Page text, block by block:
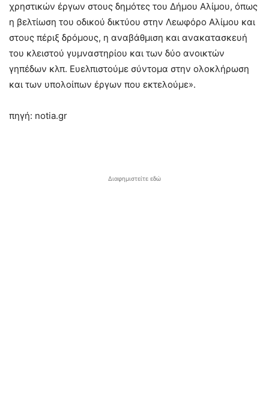
χρηστικών έργων στους δημότες του Δήμου Αλίμου, όπως
η βελτίωση του οδικού δικτύου στην Λεωφόρο Αλίμου και
στους πέριξ δρόμους, η αναβάθμιση και ανακατασκευή
του κλειστού γυμναστηρίου και των δύο ανοικτών
γηπέδων κλπ. Ευελπιστούμε σύντομα στην ολοκλήρωση
και των υπολοίπων έργων που εκτελούμε».
πηγή: notia.gr
Διαφημιστείτε εδώ